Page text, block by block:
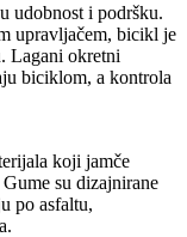
udobnost i podršku.
upravljačem, bicikl je
Lagani okretni
biciklom, a kontrola
koji jamče
su dizajnirane
po asfaltu,